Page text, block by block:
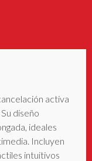
activa
diseño
ideales
Incluyen
intuitivos